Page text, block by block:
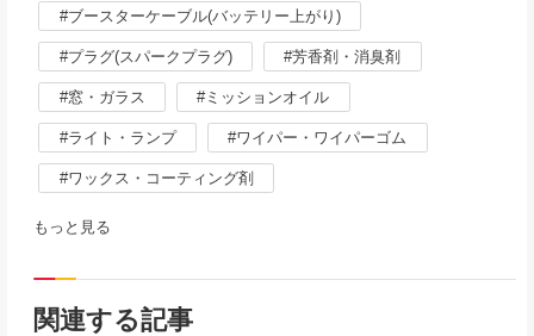
ブースターケーブル(バッテリー上がり)
プラグ(スパークプラグ) 芳香剤・消臭剤
窓・ガラス ミッションオイル
ライト・ランプ ワイパー・ワイパーゴム
ワックス・コーティング剤
もっと見る
関連する記事